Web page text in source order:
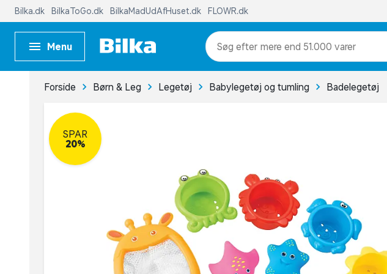
Bilka.dk BilkaToGo.dk BilkaMadUdAfHuset.dk FLOWR.dk
Menu mere end 51.000 varer
Forside Børn & Leg Legetøj Babylegetøj og tumling Badelegetøj
SPAR
20%